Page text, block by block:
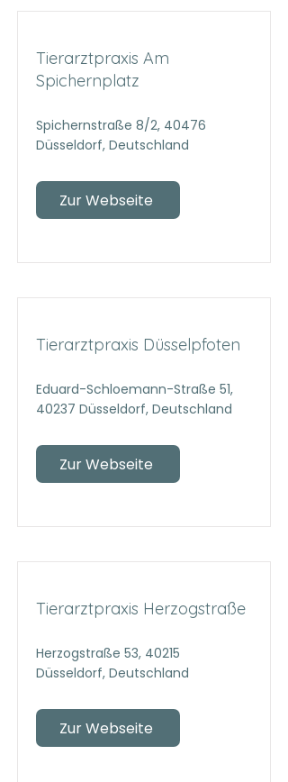
Tierarztpraxis Am
Spichernplatz
Spichernstraße 8/2, 40476
Düsseldorf, Deutschland
Zur Webseite
Tierarztpraxis Düsselpfoten
Eduard-Schloemann-Straße 51,
40237 Düsseldorf, Deutschland
Zur Webseite
Tierarztpraxis Herzogstraße
Herzogstraße 53, 40215
Düsseldorf, Deutschland
Zur Webseite